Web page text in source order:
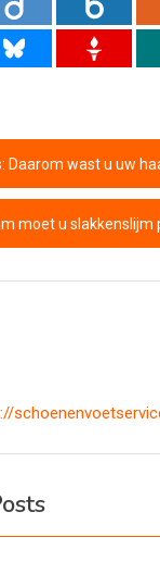
Daarom wast u uw haar het beste
u slakkenslijm proberen voor